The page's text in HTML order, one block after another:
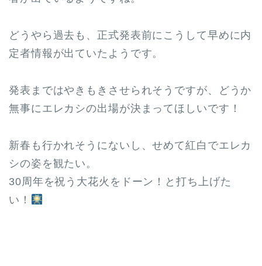
どうやら過去も、正式発表前にこうして早めに内
定者情報が出ていたようです。
発表まではやきもきさせられそうですが、どうか
無事にエレカシの出場が決まってほしいです！
新春も行かれそうにないし、せめて紅白でエレカ
シの姿を観たい。
30周年を祝う大花火をドーン！と打ち上げた
い！